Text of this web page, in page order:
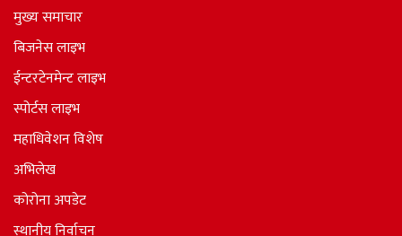
मुख्य समाचार
बिजनेस लाइभ
ईन्टरटेनमेन्ट लाइभ
स्पोर्टस लाइभ
महाधिवेशन विशेष
अभिलेख
कोरोना अपडेट
स्थानीय निर्वाचन